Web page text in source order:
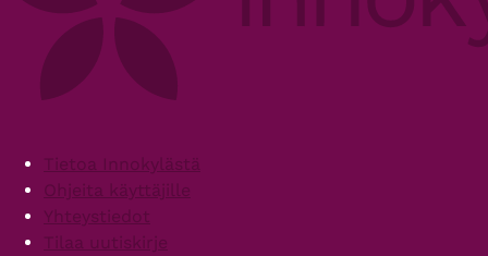
FooterTietoa Innokylästä
Ohjeita käyttäjille
Yhteystiedot
Tilaa uutiskirje